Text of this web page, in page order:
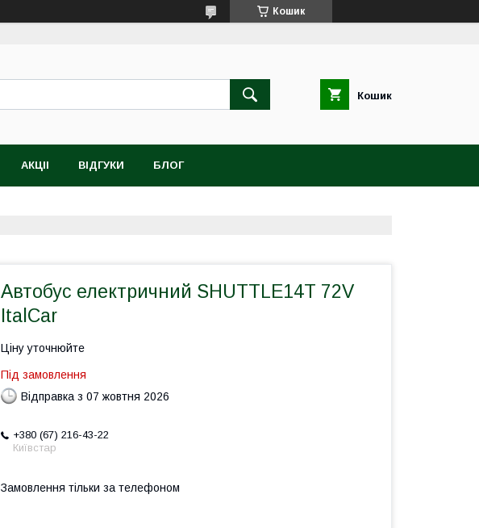
Кошик
Кошик
АКЦІІ ВІДГУКИ БЛОГ
Автобус електричний SHUTTLE14T 72V
ItalCar
Ціну уточнюйте
Під замовлення
Відправка з 07 жовтня 2026
+380 (67) 216-43-22
Київстар
Замовлення тільки за телефоном